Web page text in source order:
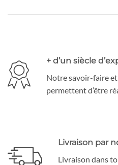
+ d’un siècle
Notre savoir-faire
permettent d’être
Livraison par
Livraison dans